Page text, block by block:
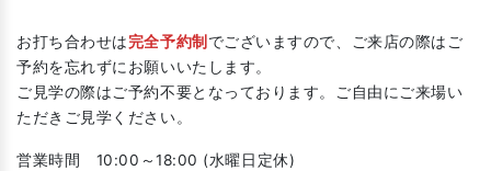
お打ち合わせは完全予約制 でございますので、ご来店の際はご
予約を忘れずにお願いいたします。
ご見学の際はご予約不要となっております。ご自由にご来場い
ただきご見学ください。
営業時間 10:00～18:00 (水曜日定休)